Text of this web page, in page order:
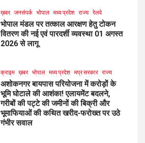
ख़बर जनसंपर्क भोपाल मध्य प्रदेश राज्य रेलवे
भोपाल मंडल पर तत्काल आरक्षण हेतु टोकन
वितरण की नई एवं पारदर्शी व्यवस्था 01 अगस्त
2026 से लागू
क्राइम ख़बर भोपाल मध्य प्रदेश मप्र सरकार राज्य
अशोकनगर बायपास परियोजना में करोड़ों के
भूमि घोटाले की आशंका! एलायमेंट बदलने,
गरीबों की पट्टे की जमीनों की बिक्री और
भूमाफियाओं की कथित खरीद-फरोख्त पर उठे
गंभीर सवाल